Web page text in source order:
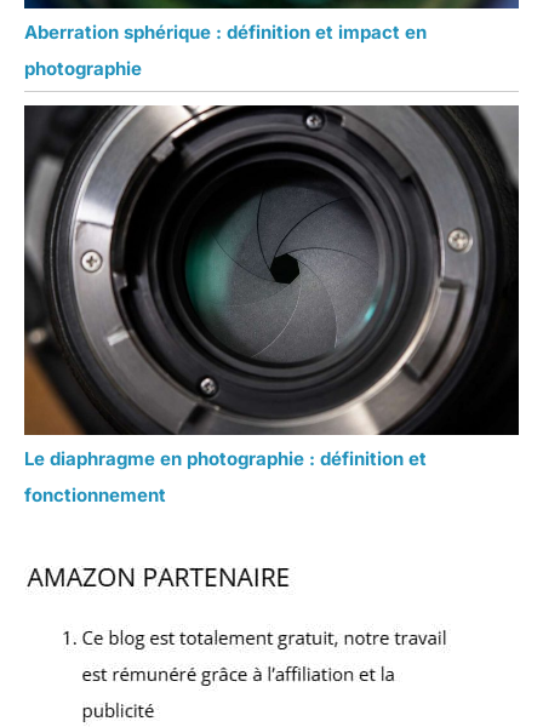
Aberration sphérique : définition et impact en
photographie
Le diaphragme en photographie : définition et
fonctionnement